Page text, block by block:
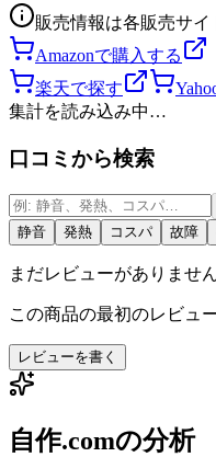
販売情報は各販売サ
Amazonで購入する
楽天で探す
集計を読み込み中…
口コミから検索
静音
発熱 コスパ 故障
まだレビューがありませ
この商品の最初のレビュ
レビューを書く
自作.comの分析